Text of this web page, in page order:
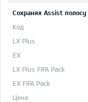
Сохраняя Assist полосу